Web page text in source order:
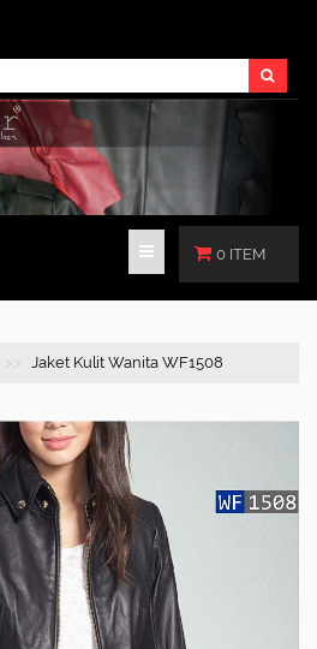
0 ITEM
Jaket Kulit Wanita WF1508